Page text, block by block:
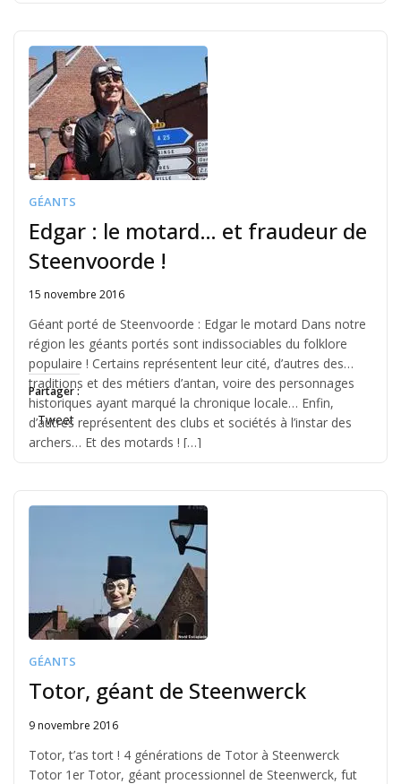
GÉANTS
Edgar : le motard… et fraudeur de
Steenvoorde !
Written
Jérémie
15 novembre 2016
Géant porté de Steenvoorde : Edgar le motard Dans notre
région les géants portés sont indissociables du folklore
populaire ! Certains représentent leur cité, d’autres des
traditions et des métiers d’antan, voire des personnages
historiques ayant marqué la chronique locale… Enfin,
d’autres représentent des clubs et sociétés à l’instar des
archers… Et des motards ! […]
Partager :
Tweet
GÉANTS
Totor, géant de Steenwerck
Written
Jérémie
9 novembre 2016
Totor, t’as tort ! 4 générations de Totor à Steenwerck
Totor 1er Totor, géant processionnel de Steenwerck, fut